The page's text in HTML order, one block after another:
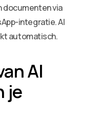
documenten via
integratie. AI
automatisch.
AI
je